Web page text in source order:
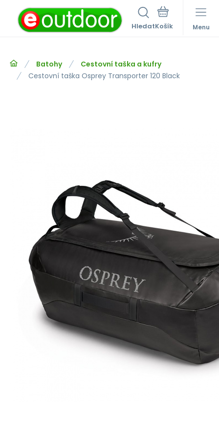
Hledat Menu
Batohy
Cestovní taška a kufry
Cestovní taška Osprey Transporter 120 Black